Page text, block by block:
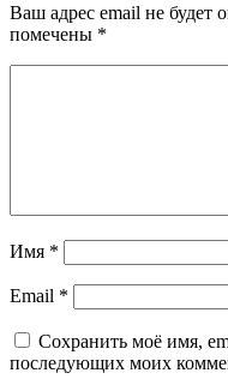
Ваш адрес email не будет
помечены *
Имя *
Email *
Сохранить моё имя,
последующих моих